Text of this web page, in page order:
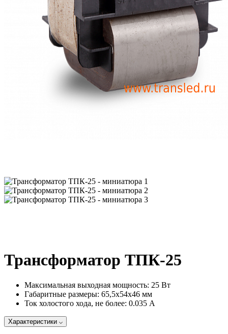
Трансформатор ТПК-25
Максимальная выходная мощность: 25 Вт
Габаритные размеры: 65,5х54х46 мм
Ток холостого хода, не более: 0.035 А
Характеристики